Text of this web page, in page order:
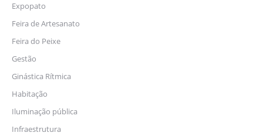
Expopato
Feira de Artesanato
Feira do Peixe
Gestão
Ginástica Rítmica
Habitação
Iluminação pública
Infraestrutura